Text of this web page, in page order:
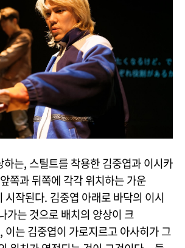
는, 스틸트를 착용한 김중엽과 이시카
쪽과 뒤쪽에 각각 위치하는 가운
시작된다. 김중엽 아래로 바닥의 이시
가는 것으로 배치의 양상이 크
이는 김중엽이 가로지르고 아사히가 그